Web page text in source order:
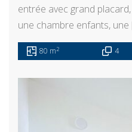
entrée avec grand
une chambre enfants,
80 m2 4